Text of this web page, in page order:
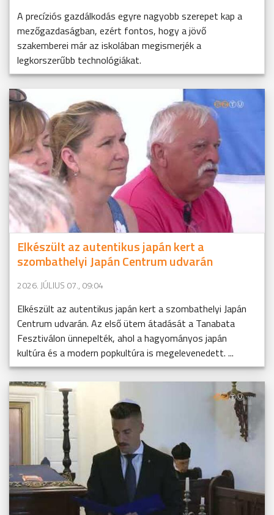
A precíziós gazdálkodás egyre nagyobb szerepet kap a
mezőgazdaságban, ezért fontos, hogy a jövő
szakemberei már az iskolában megismerjék a
legkorszerűbb technológiákat.
Elkészült az autentikus japán kert a
szombathelyi Japán Centrum udvarán
2026. JÚLIUS 07., 09:04
Elkészült az autentikus japán kert a szombathelyi Japán
Centrum udvarán. Az első ütem átadását a Tanabata
Fesztiválon ünnepelték, ahol a hagyományos japán
kultúra és a modern popkultúra is megelevenedett. ...